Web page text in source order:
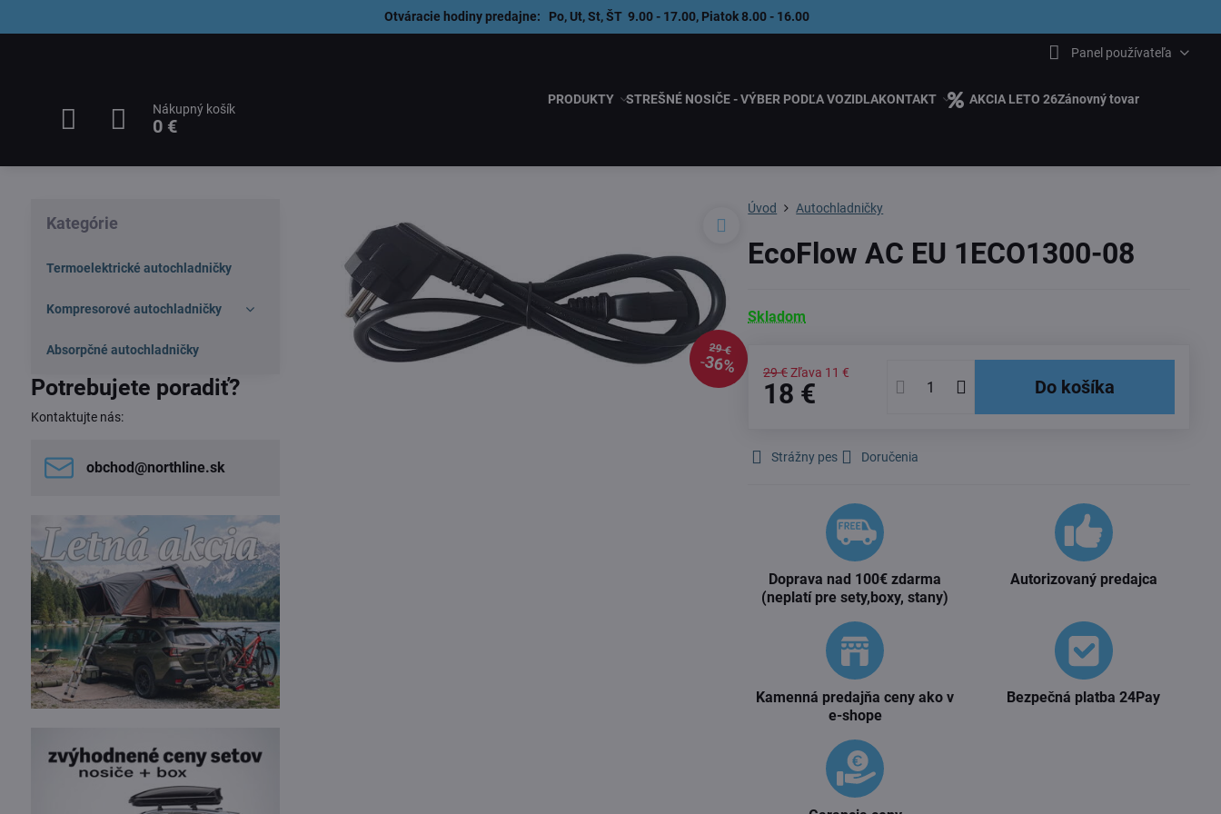
Otváracie hodiny predajne: Po, Ut, St, ŠT 9.00 - 17.00, Piatok 8.00 - 16.00
Panel používateľa
Nákupný košík
0 €
PRODUKTY STREŠNÉ NOSIČE - VÝBER PODĽA VOZIDLAKONTAKT AKCIA LETO 26Zánovný tovar
29 €
36%
Úvod Autochladničky
EcoFlow AC EU 1ECO1300-08
Skladom
29 € Zľava 11 €
18 € Do košíka
Strážny pes Doručenia
Doprava nad 100€ zdarma
(neplatí pre sety,boxy, stany)
Autorizovaný predajca
Kamenná predajňa ceny ako v
e-shope
Bezpečná platba 24Pay
Kategórie
Termoelektrické autochladničky
Kompresorové autochladničky
Absorpčné autochladničky
Potrebujete poradiť?
Kontaktujte nás:
obchod​@northline​.sk